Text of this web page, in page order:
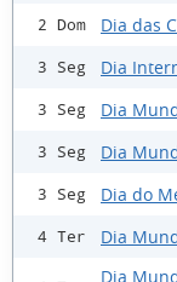
2 Dom Dia das
3 Seg Dia
3 Seg Dia
3 Seg Dia
3 Seg Dia do
4 Ter Dia
Dia